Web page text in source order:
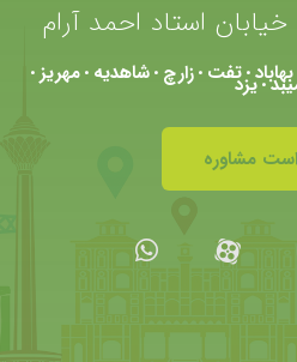
استاد احمد آرام
بهاباد •تفت •زارچ •شاهدیه •مهریز •
•یزد
مشاوره